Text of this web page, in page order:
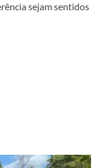
sejam sentidos